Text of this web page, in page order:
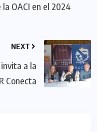
OACI en el 2024
NEXT
a la
Conecta